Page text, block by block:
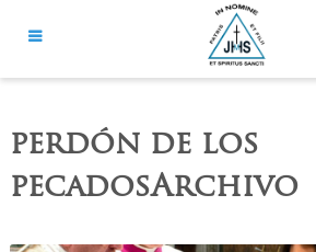
perdón de los
pecadosArchivo